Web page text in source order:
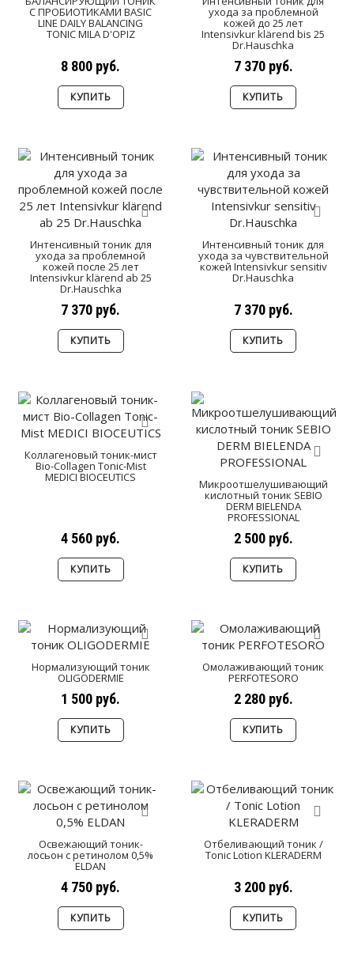
С ПРОБИОТИКАМИ BASIC
LINE DAILY BALANCING
TONIC MILA D'OPIZ
8 800 руб.
КУПИТЬ
ухода за проблемной
кожей до 25 лет
Intensivkur klärend bis 25
Dr.Hauschka
7 370 руб.
КУПИТЬ
Интенсивный тоник для
ухода за проблемной
кожей после 25 лет
Intensivkur klärend ab 25
Dr.Hauschka
7 370 руб.
КУПИТЬ
Интенсивный тоник для
ухода за чувствительной
кожей Intensivkur sensitiv
Dr.Hauschka
7 370 руб.
КУПИТЬ
Коллагеновый тоник-мист
Bio-Сollagen Tonic-Mist
MEDICI BIOCEUTICS
4 560 руб.
КУПИТЬ
Микроотшелушивающий
кислотный тоник SEBIO
DERM BIELENDA
PROFESSIONAL
2 500 руб.
КУПИТЬ
Нормализующий тоник
OLIGODERMIE
1 500 руб.
КУПИТЬ
Омолаживающий тоник
PERFOTESORO
2 280 руб.
КУПИТЬ
Освежающий тоник-
лосьон с ретинолом 0,5%
ELDAN
4 750 руб.
КУПИТЬ
Отбеливающий тоник /
Tonic Lotion KLERADERM
3 200 руб.
КУПИТЬ